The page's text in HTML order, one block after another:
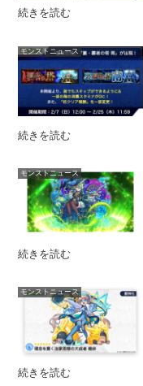
続きを読む
モンストニュース
続きを読む
モンストニュース
続きを読む
モンストニュース
続きを読む